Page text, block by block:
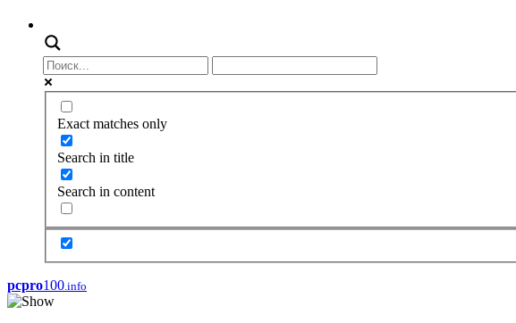
Exact matches only
Search in title
Search in content
pcpro100.info